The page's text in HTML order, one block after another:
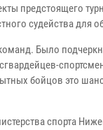
предстоящего
судейства для
Было
бойцов это
спорта